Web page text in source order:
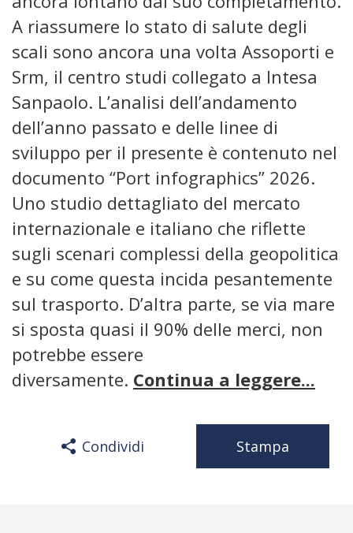
A riassumere lo stato di salute degli
scali sono ancora una volta Assoporti e
Srm, il centro studi collegato a Intesa
Sanpaolo. L’analisi dell’andamento
dell’anno passato e delle linee di
sviluppo per il presente è contenuto nel
documento “Port infographics” 2026.
Uno studio dettagliato del mercato
internazionale e italiano che riflette
sugli scenari complessi della geopolitica
e su come questa incida pesantemente
sul trasporto. D’altra parte, se via mare
si sposta quasi il 90% delle merci, non
potrebbe essere
diversamente. Continua a leggere...
Condividi Stampa